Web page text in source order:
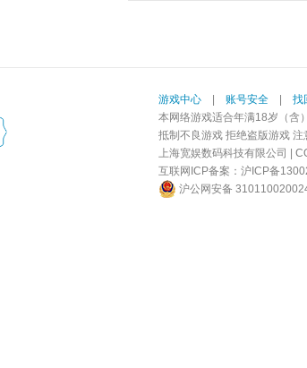
游戏中心 账号安全 找
本网络游戏适合年满18岁（含
抵制不良游戏 拒绝盗版游戏
上海宽娱数码科技有限公司 |
互联网ICP备案： 沪ICP备
沪公网安备